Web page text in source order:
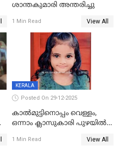
ശാന്തകുമാരി അന്തരിച്ചു
1 Min Read View All
KERALA
Posted On 29-12-2025
കാൽമുട്ടിനൊപ്പം വെള്ളം,
ഒന്നാം ക്ലാസുകാരി പുഴയിൽ
കുട്ടികൾക്കൊപ്പം
1 Min Read View All